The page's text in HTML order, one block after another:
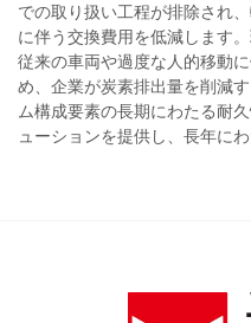
での取り扱い工程が排除され
に伴う交換費用を低減します
従来の車両や過度な人的移動
め、企業が炭素排出量を削減
ム構成要素の長期にわたる耐
ューションを提供し、長年に